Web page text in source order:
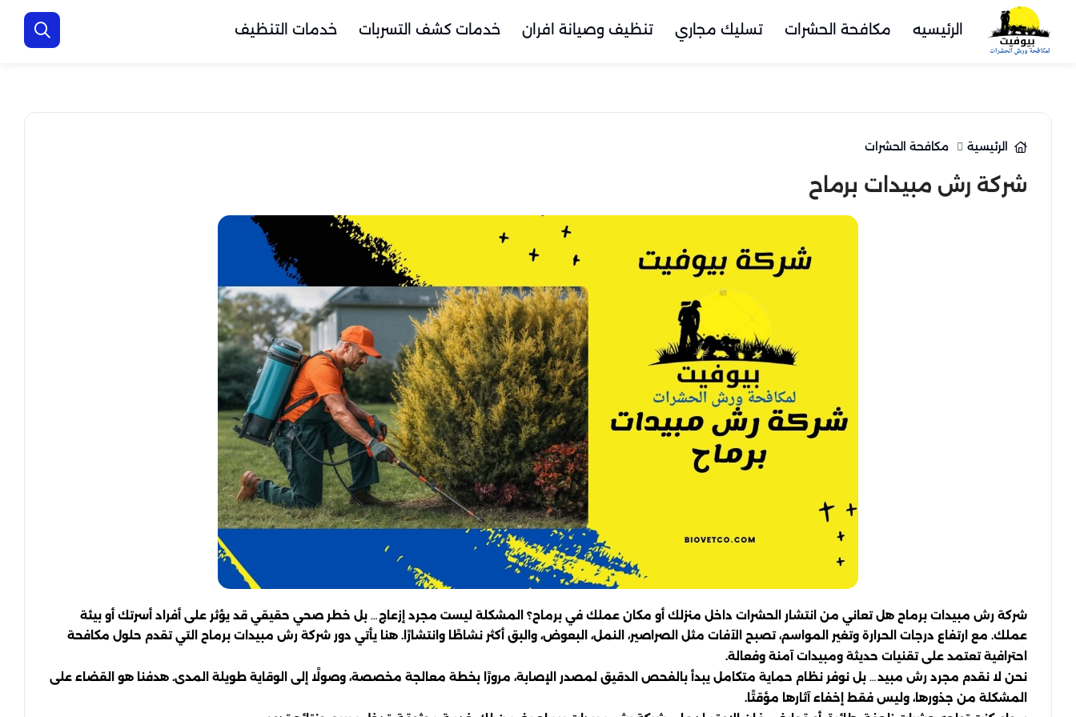
الرئيسيه مكافحة الحشرات تسليك مجاري تنظيف وصيانة افران خدمات كشف التسربات خدمات التنظيف
الرئيسية مكافحة الحشرات
شركة رش مبيدات برماح
شركة رش مبيدات برماح هل تعاني من انتشار الحشرات داخل منزلك أو مكان عملك في برماح؟ المشكلة ليست مجرد إزعاج… بل خطر صحي حقيقي قد يؤثر على أفراد أسرتك أو بيئة
عملك. مع ارتفاع درجات الحرارة وتغير المواسم، تصبح الآفات مثل الصراصير، النمل، البعوض، والبق أكثر نشاطًا وانتشارًا. هنا يأتي دور شركة رش مبيدات برماح التي تقدم حلول مكافحة
احترافية تعتمد على تقنيات حديثة ومبيدات آمنة وفعالة.
نحن لا نقدم مجرد رش مبيد… بل نوفر نظام حماية متكامل يبدأ بالفحص الدقيق لمصدر الإصابة، مرورًا بخطة معالجة مخصصة، وصولًا إلى الوقاية طويلة المدى. هدفنا هو القضاء على
المشكلة من جذورها، وليس فقط إخفاء آثارها مؤقتًا.